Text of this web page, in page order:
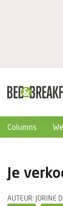
Columns
Je
AUTEUR: JORINE